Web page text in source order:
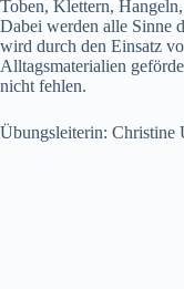
Toben, Klettern,
Dabei werden alle Sinne
wird durch den Einsatz
Alltagsmaterialien
nicht fehlen.
Übungsleiterin: Christine